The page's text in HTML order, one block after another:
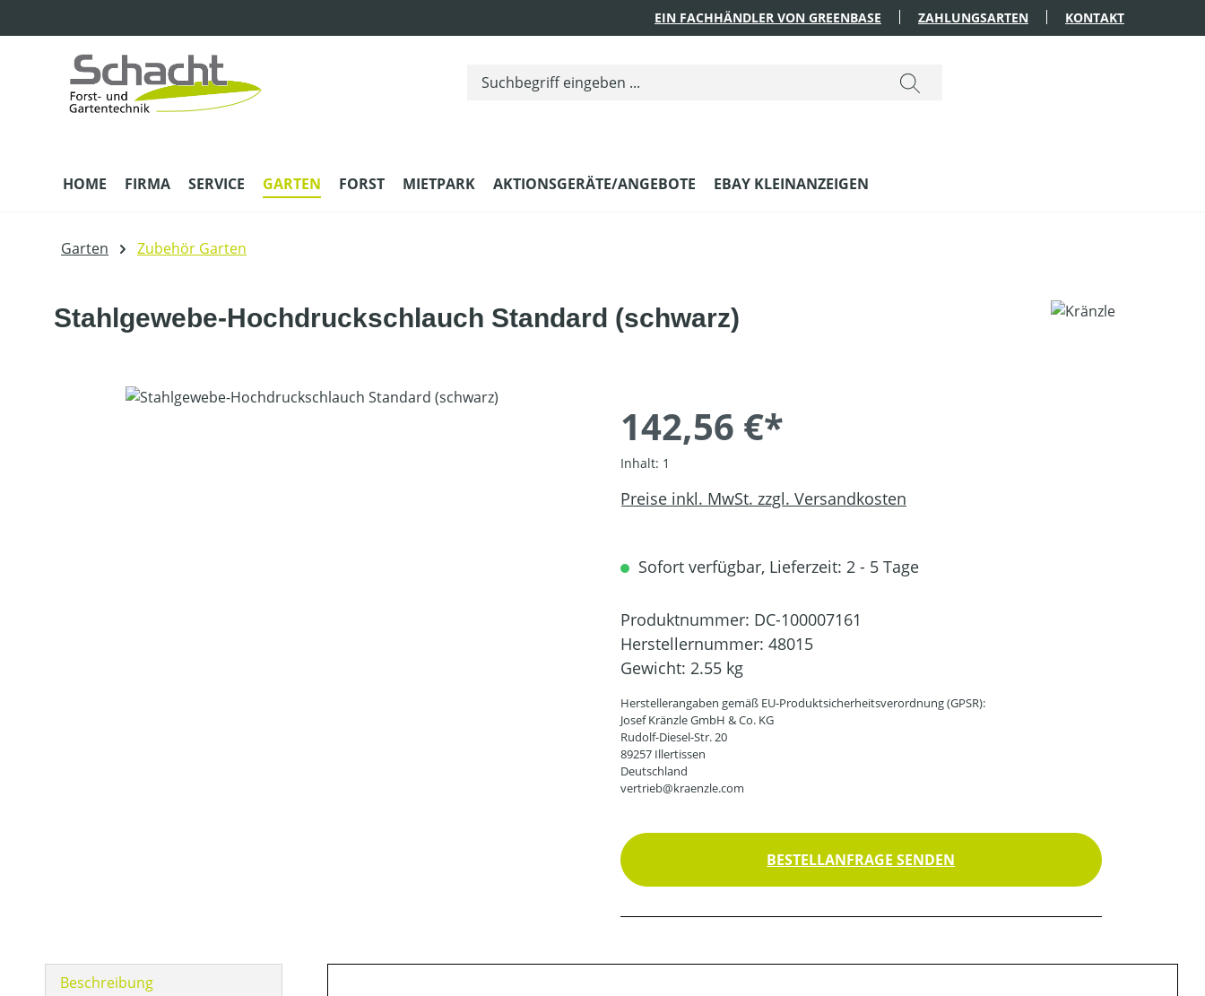
EIN FACHHÄNDLER VON GREENBASE ZAHLUNGSARTEN KONTAKT
HOME FIRMA SERVICE GARTEN FORST MIETPARK AKTIONSGERÄTE/ANGEBOTE EBAY KLEINANZEIGEN
Garten Zubehör Garten
Stahlgewebe-Hochdruckschlauch Standard (schwarz)
Bildergalerie überspringen
142,56 €*
Inhalt: 1
Preise inkl. MwSt. zzgl. Versandkosten
Sofort verfügbar, Lieferzeit: 2 - 5 Tage
Produktnummer: DC-100007161
Herstellernummer: 48015
Gewicht: 2.55 kg
Herstellerangaben gemäß EU-Produktsicherheitsverordnung (GPSR):
Josef Kränzle GmbH & Co. KG
Rudolf-Diesel-Str. 20
89257 Illertissen
Deutschland
vertrieb@kraenzle.com
BESTELLANFRAGE SENDEN
Beschreibung